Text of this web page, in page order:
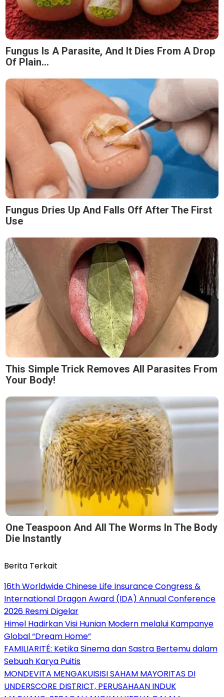
Fungus Is A Parasite, And It Dies From A Drop
Of Plain...
Fungus Dries Up And Falls Off After The First
Use
This Simple Trick Removes All Parasites From
Your Body!
One Teaspoon And All The Worms In The Body
Die Instantly
Berita Terkait
16th Worldwide Chinese Life Insurance Congress &
International Dragon Award (IDA) Annual Conference
2026 Resmi Digelar
Himel Hadirkan Visi Hunian Modern melalui Kampanye
Global “Dream Home”
FAMILIARITÉ: Ketika Sinema dan Sastra Bertemu dalam
Sebuah Karya Puitis
MONDEVITA MENGAKUISISI SAHAM MAYORITAS DI
UNDERSCORE DISTRICT, PERUSAHAAN INDUK